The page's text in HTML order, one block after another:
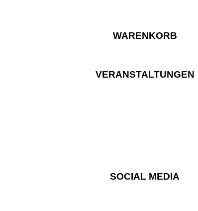
WARENKORB
VERANSTALTUNGEN
SOCIAL MEDIA